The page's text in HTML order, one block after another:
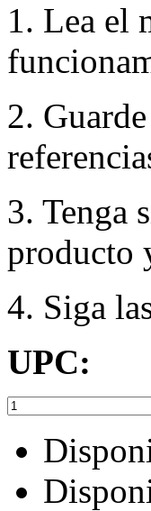
1. Lea el
2.
3. Tenga
producto
4. Siga
UPC: